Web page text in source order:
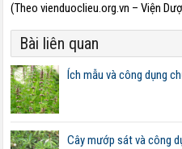
(Theo vienduoclieu.org.vn – Viện
Bài liên quan
Ích mẫu và công dụng
Cây mướp sát và công